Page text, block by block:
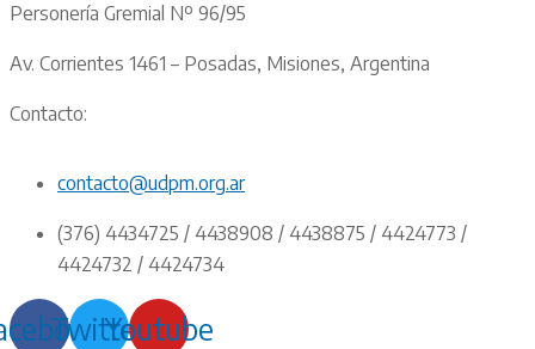
Personería Gremial Nº 96/95
Av. Corrientes 1461 – Posadas, Misiones, Argentina
Contacto:
contacto@udpm.org.ar
(376) 4434725 / 4438908 / 4438875 / 4424773 /
4424732 / 4424734
TwitterYoutube